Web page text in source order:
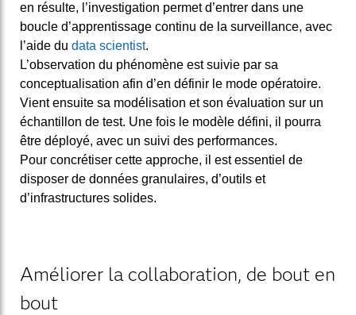
en résulte, l’investigation permet d’entrer dans une
boucle d’apprentissage continu de la surveillance, avec
l’aide du data scientist.
L’observation du phénomène est suivie par sa
conceptualisation afin d’en définir le mode opératoire.
Vient ensuite sa modélisation et son évaluation sur un
échantillon de test. Une fois le modèle défini, il pourra
être déployé, avec un suivi des performances.
Pour concrétiser cette approche, il est essentiel de
disposer de données granulaires, d’outils et
d’infrastructures solides.
Améliorer la collaboration, de bout en
bout